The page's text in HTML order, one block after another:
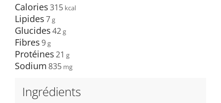
Calories315
Lipides7
Glucides42
Fibres9
Protéines21
Sodium835
Ingrédients